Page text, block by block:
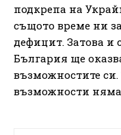
подкрепа на
същото време ни
дефицит. Затова и
България ще
възможностите
възможности